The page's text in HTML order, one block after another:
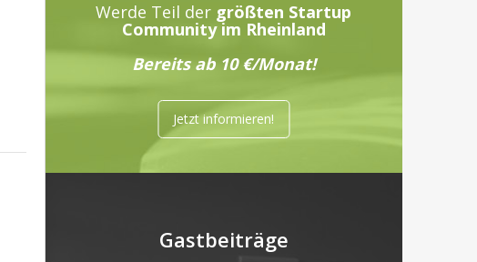
Werde Teil der größten Startup
Community im Rheinland
Bereits ab 10 €/Monat!
Jetzt informieren!
Gastbeiträge